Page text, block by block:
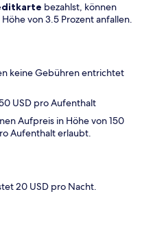
bezahlst, können
von 3.5 Prozent anfallen.
keine Gebühren entrichtet
USD pro Aufenthalt
Aufpreis in Höhe von 150
Aufenthalt erlaubt.
20 USD pro Nacht.